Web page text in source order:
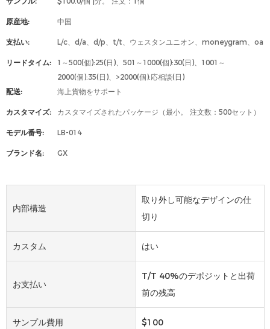
原産地: 中国
支払い: L/c、d/a、d/p、t/t、ウェスタンユニオン、moneygram、oa
リードタイム:
1～500(個):25(日)、501～1000(個):30(日)、1001～
2000(個):35(日)、>2000(個):応相談(日)
配送:
海上貨物をサポート
カスタマイズ: カスタマイズされたパッケージ（最小。 注文数：500セット）
モデル番号: LB-014
ブランド名: GX
内部構造
取り外し可能なデザインの仕
切り
カスタム はい
お支払い
T/T 40%のデポジットと出荷
前の残高
サンプル費用 $100